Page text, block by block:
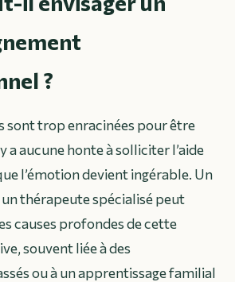
?
sont trop enracinées pour être
a aucune honte à solliciter l’aide
l’émotion devient ingérable. Un
thérapeute spécialisé peut
causes profondes de cette
souvent liée à des
ou à un apprentissage familial